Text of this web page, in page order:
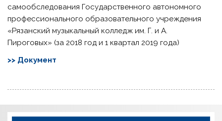
самообследования Государственного автономного
профессионального образовательного учреждения
«Рязанский музыкальный колледж им. Г. и А.
Пироговых» (за 2018 год и 1 квартал 2019 года)
>> Документ